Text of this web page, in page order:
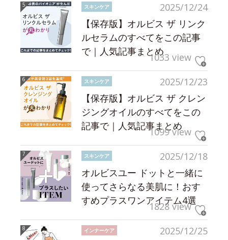
2025/12/24
スキンケア
【保存版】オルビス ザ リンク
ルセラムのすべてをこの記事
で｜人気記事まとめ1033 view
2025/12/23
スキンケア
【保存版】オルビス ザ クレン
ジングオイルのすべてをこの
記事で｜人気記事まとめ
1099 view
2025/12/18
スキンケア
オルビスユー ドットと一緒に
使ってさらなる美肌に！おす
すめプラスワンアイテム4選
1828 view
2025/12/25
インナーケア